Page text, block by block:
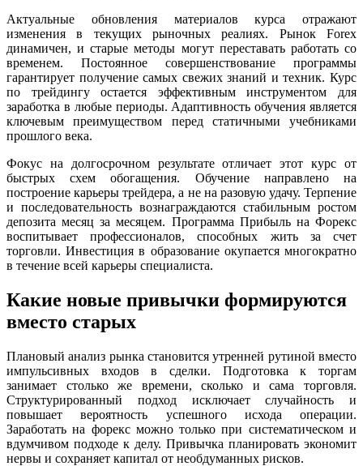
Актуальные обновления материалов курса отражают
изменения в текущих рыночных реалиях. Рынок Forex
динамичен, и старые методы могут переставать работать со
временем. Постоянное совершенствование программы
гарантирует получение самых свежих знаний и техник. Курс
по трейдингу остается эффективным инструментом для
заработка в любые периоды. Адаптивность обучения является
ключевым преимуществом перед статичными учебниками
прошлого века.
Фокус на долгосрочном результате отличает этот курс от
быстрых схем обогащения. Обучение направлено на
построение карьеры трейдера, а не на разовую удачу. Терпение
и последовательность вознаграждаются стабильным ростом
депозита месяц за месяцем. Программа Прибыль на Форекс
воспитывает профессионалов, способных жить за счет
торговли. Инвестиция в образование окупается многократно
в течение всей карьеры специалиста.
Какие новые привычки формируются
вместо старых
Плановый анализ рынка становится утренней рутиной вместо
импульсивных входов в сделки. Подготовка к торгам
занимает столько же времени, сколько и сама торговля.
Структурированный подход исключает случайность и
повышает вероятность успешного исхода операции.
Заработать на форекс можно только при систематическом и
вдумчивом подходе к делу. Привычка планировать экономит
нервы и сохраняет капитал от необдуманных рисков.